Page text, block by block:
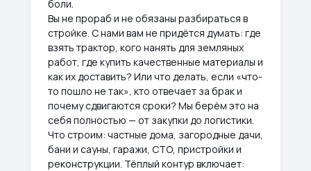
боли.
Вы не прораб и не обязаны разбираться в
стройке. С нами вам не придётся думать: где
взять трактор, кого нанять для земляных
работ, где купить качественные материалы и
как их доставить? Или что делать, если «что-
то пошло не так», кто отвечает за брак и
почему сдвигаются сроки? Мы берём это на
себя полностью — от закупки до логистики.
Что строим: частные дома, загородные дачи,
бани и сауны, гаражи, СТО, пристройки и
реконструкции. Тёплый контур включает: